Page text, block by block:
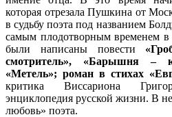
которая отрезала Пушкина от
в судьбу поэта под названием
самым плодотворным временем в
были написаны повести
смотритель», «Барышня –
«Метель»; роман в стихах
критика Виссариона
энциклопедия русской жизни. В
любовь» поэта.